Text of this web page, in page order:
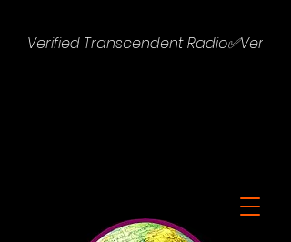
Verified Transcendent Radio✅